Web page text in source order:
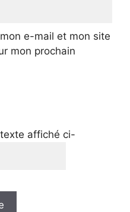
e-mail et mon site
mon prochain
affiché ci-